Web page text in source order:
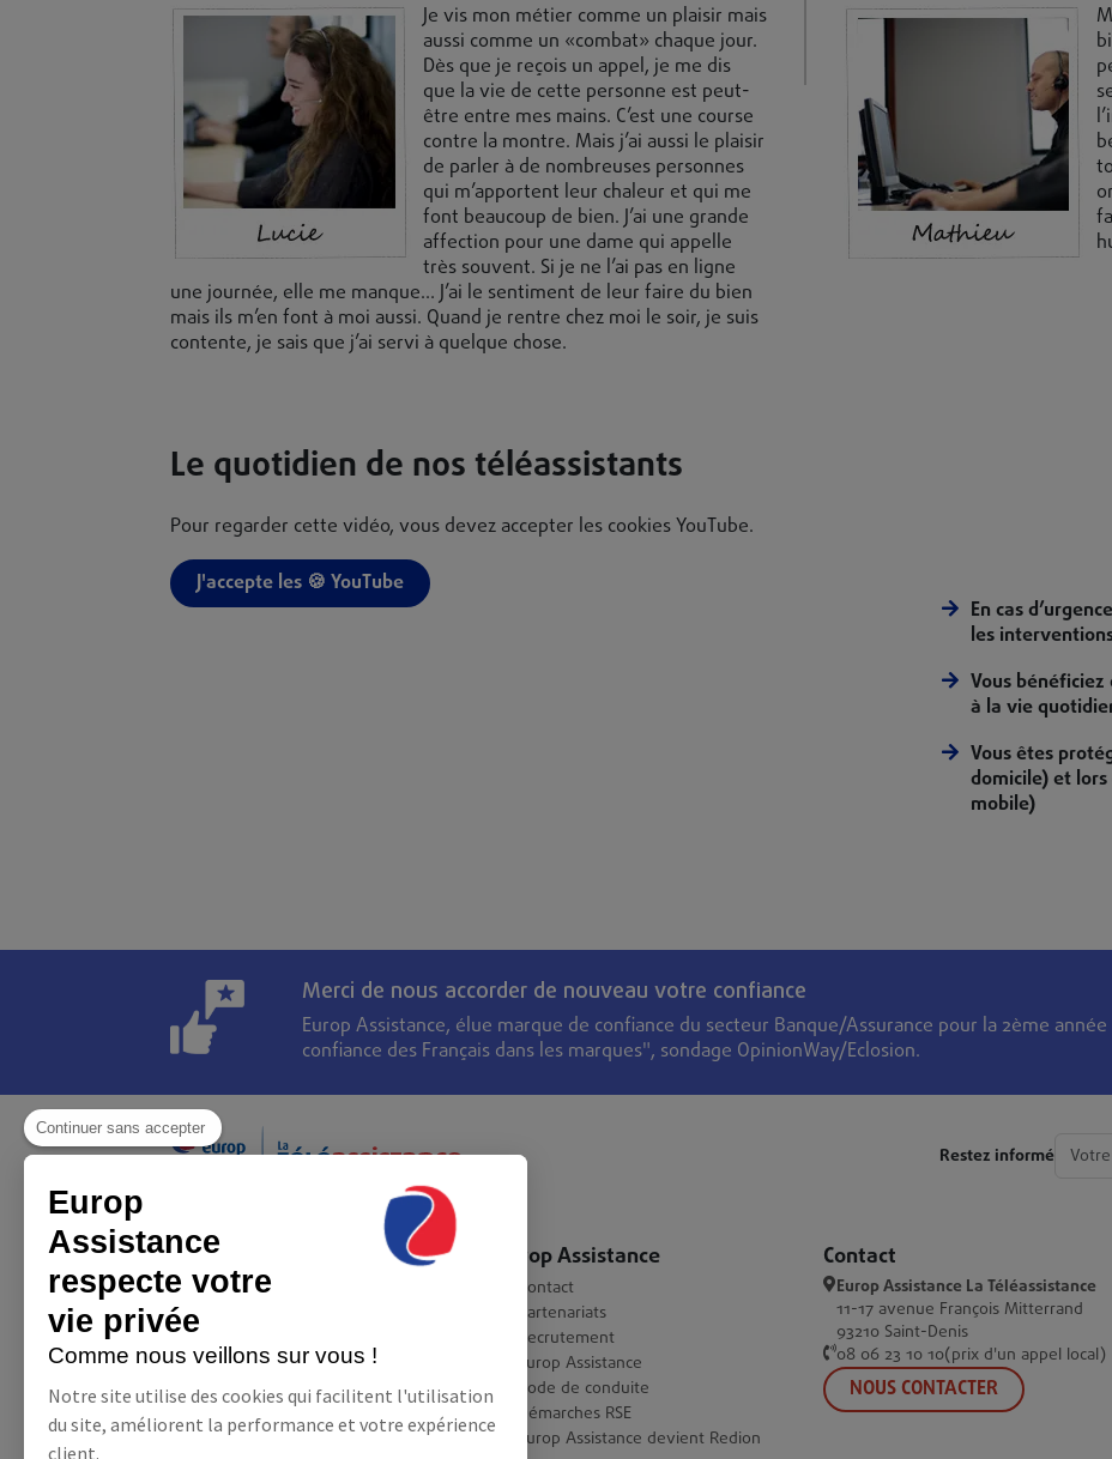
Continuer sans accepter
Europ
Assistance
respecte votre
vie privée
Comme nous veillons sur vous !
Notre site utilise des cookies qui facilitent l'utilisation
du site, améliorent la performance et votre expérience
client.
Je vis mon métier comme un plaisir mais
aussi comme un «combat» chaque jour.
Dès que je reçois un appel, je me dis
que la vie de cette personne est peut-
être entre mes mains. C’est une course
contre la montre. Mais j’ai aussi le plaisir
de parler à de nombreuses personnes
qui m’apportent leur chaleur et qui me
font beaucoup de bien. J’ai une grande
affection pour une dame qui appelle
très souvent. Si je ne l’ai pas en ligne
une journée, elle me manque… J’ai le sentiment de leur faire du bien
mais ils m’en font à moi aussi. Quand je rentre chez moi le soir, je suis
contente, je sais que j’ai servi à quelque chose.
Le quotidien de nos téléassistants
Pour regarder cette vidéo, vous devez accepter les cookies YouTube.
J'accepte les 🍪 YouTube
En cas
les
Vous bénéficiez
à la vie
Vous êtes
domicile) et
mobile)
Merci de nous accorder de nouveau votre confiance
Europ Assistance, élue marque de confiance du secteur Banque/Assurance pour la 2ème
confiance des Français dans les marques", sondage OpinionWay/Eclosion.
Restez informé
Europ Assistance France
Démarches RSE
Informations
Questions / réponses
Charte déontologique
Mentions légales
Conditions générales
Europ Assistance
Contact
Partenariats
Recrutement
Europ Assistance
Code de conduite
Démarches RSE
Europ Assistance devient Redion
Contact
Europ Assistance La Téléassistance
11-17 avenue François Mitterrand
93210 Saint-Denis
08 06 23 10 10(prix d'un appel local)
NOUS CONTACTER